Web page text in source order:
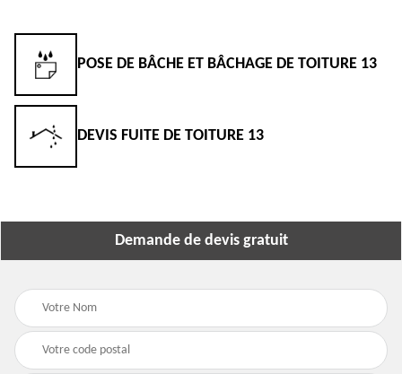
POSE DE BÂCHE ET BÂCHAGE DE TOITURE 13
DEVIS FUITE DE TOITURE 13
Demande de devis gratuit